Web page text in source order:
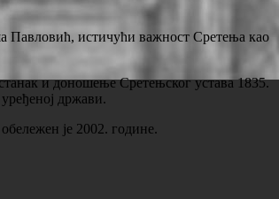
Павловић, истичући важност Сретења као
и доношење Сретењског устава 1835.
држави.
је 2002. године.